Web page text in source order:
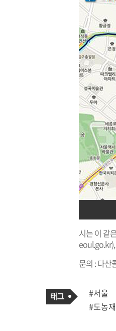
시는 이 같
eoul.go.kr
문의 : 다산
사
관
련
태
그
#서울
#도농